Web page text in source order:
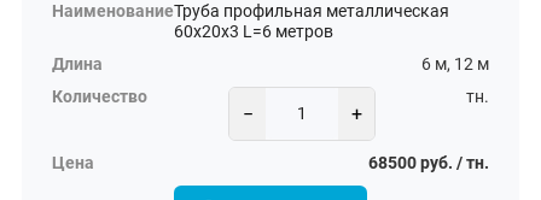
Труба профильная металлическая
60х20х3 L=6 метров
6 м, 12 м
− +
тн.
68500 руб. / тн.